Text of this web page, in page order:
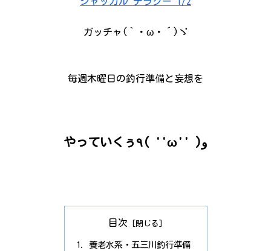
ガッチャ(｀・ω・´)ゞ
毎週木曜日の釣行準備と妄想を
やっていくぅ٩( ''ω'' )و
目次
養老水系・五三川釣行準備